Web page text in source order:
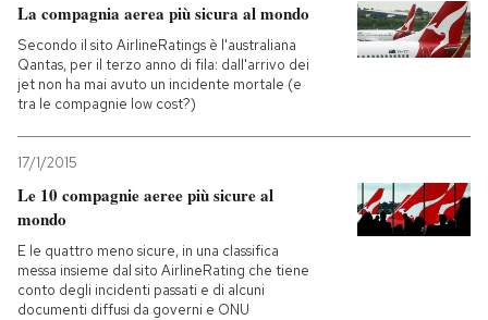
CALENDARIO
AREA PERSONALE
Entra
La compagnia aerea più sicura al mondo
Secondo il sito AirlineRatings è l'australiana
Qantas, per il terzo anno di fila: dall'arrivo dei
jet non ha mai avuto un incidente mortale (e
tra le compagnie low cost?)
17/1/2015
Le 10 compagnie aeree più sicure al
mondo
E le quattro meno sicure, in una classifica
messa insieme dal sito AirlineRating che tiene
conto degli incidenti passati e di alcuni
documenti diffusi da governi e ONU